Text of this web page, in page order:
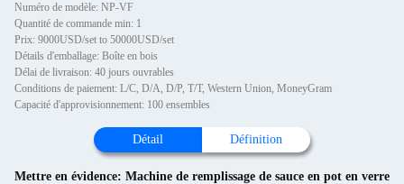
Numéro de modèle: NP-VF
Quantité de commande min: 1
Prix: 9000USD/set to 50000USD/set
Détails d'emballage: Boîte en bois
Délai de livraison: 40 jours ouvrables
Conditions de paiement: L/C, D/A, D/P, T/T, Western Union, MoneyGram
Capacité d'approvisionnement: 100 ensembles
Détail Définition
Mettre en évidence: Machine de remplissage de sauce en pot en verre